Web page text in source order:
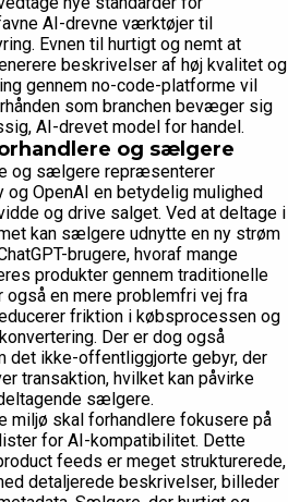
AI-drevne værktøjer til
Evnen til hurtigt og nemt at
beskrivelser af høj kvalitet og
gennem no-code-platforme vil
som branchen bevæger sig
AI-drevet model for handel.
og sælgere
og sælgere repræsenterer
OpenAI en betydelig mulighed
og drive salget. Ved at deltage i
kan sælgere udnytte en ny strøm
brugere, hvoraf mange
produkter gennem traditionelle
også en mere problemfri vej fra
friktion i købsprocessen og
Der er dog også
det ikke-offentliggjorte gebyr, der
transaktion, hvilket kan påvirke
sælgere.
miljø skal forhandlere fokusere på
for AI-kompatibilitet. Dette
feeds er meget strukturerede,
detaljerede beskrivelser, billeder